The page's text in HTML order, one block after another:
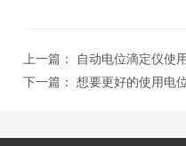
上一篇：
自动电位滴定仪使
下一篇： 想要更好的使用电